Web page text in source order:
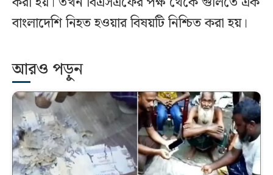
বাংলাদেশি নিহত হওয়ার বিষয়টি নিশ্চিত করা হয়।
আরও পড়ুন